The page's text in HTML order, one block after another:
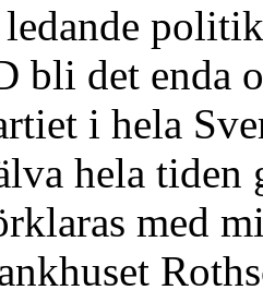
bli det enda
i hela
hela
med